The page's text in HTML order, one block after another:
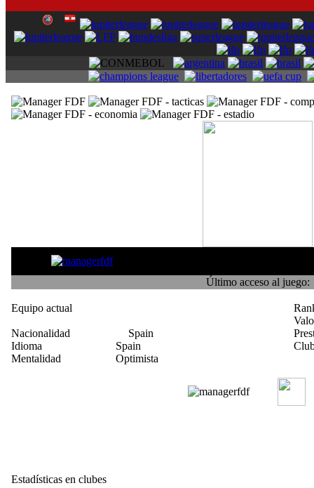
Último acceso al juego:
Equipo actual
Nacionalidad
Spain
Idioma
Spain
Mentalidad
Optimista
Estadísticas en clubes